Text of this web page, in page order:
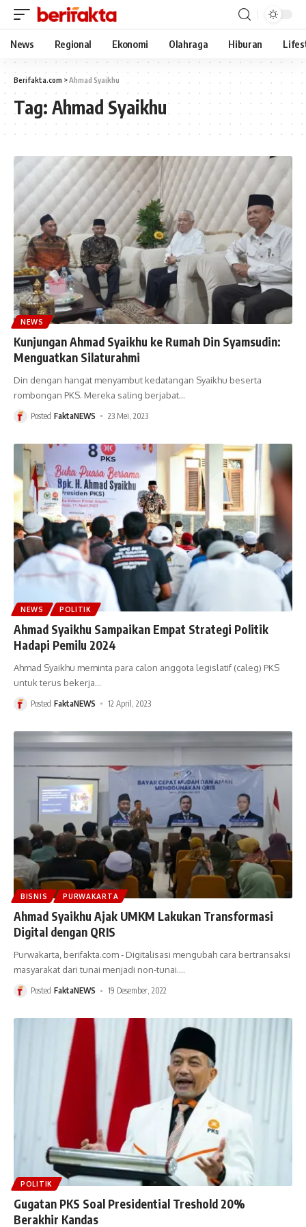
News Regional Ekonomi Olahraga Hiburan
Berifakta.com >Ahmad Syaikhu
Tag: Ahmad Syaikhu
NEWS
Kunjungan Ahmad Syaikhu ke Rumah Din Syamsudin:
Menguatkan Silaturahmi
Din dengan hangat menyambut kedatangan Syaikhu beserta
rombongan PKS. Mereka saling berjabat…
Posted FaktaNEWS 23 Mei, 2023
NEWS POLITIK
Ahmad Syaikhu Sampaikan Empat Strategi Politik
Hadapi Pemilu 2024
Ahmad Syaikhu meminta para calon anggota legislatif (caleg) PKS
untuk terus bekerja…
Posted FaktaNEWS 12 April, 2023
BISNIS PURWAKARTA
Ahmad Syaikhu Ajak UMKM Lakukan Transformasi
Digital dengan QRIS
Purwakarta, berifakta.com - Digitalisasi mengubah cara bertransaksi
masyarakat dari tunai menjadi non-tunai.…
Posted FaktaNEWS 19 Desember, 2022
POLITIK
Gugatan PKS Soal Presidential Treshold 20%
Berakhir Kandas